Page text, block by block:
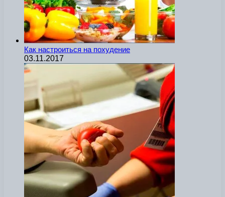
Как настроиться на похудение
03.11.2017